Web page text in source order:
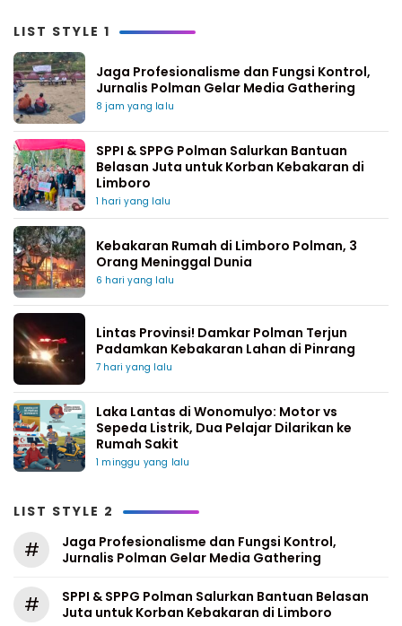
LIST STYLE 1
Jaga Profesionalisme dan Fungsi Kontrol,
Jurnalis Polman Gelar Media Gathering
8 jam yang lalu
SPPI & SPPG Polman Salurkan Bantuan
Belasan Juta untuk Korban Kebakaran di
Limboro
1 hari yang lalu
Kebakaran Rumah di Limboro Polman, 3
Orang Meninggal Dunia
6 hari yang lalu
Lintas Provinsi! Damkar Polman Terjun
Padamkan Kebakaran Lahan di Pinrang
7 hari yang lalu
Laka Lantas di Wonomulyo: Motor vs
Sepeda Listrik, Dua Pelajar Dilarikan ke
Rumah Sakit
1 minggu yang lalu
LIST STYLE 2
#
Jaga Profesionalisme dan Fungsi Kontrol,
Jurnalis Polman Gelar Media Gathering
#
SPPI & SPPG Polman Salurkan Bantuan Belasan
Juta untuk Korban Kebakaran di Limboro